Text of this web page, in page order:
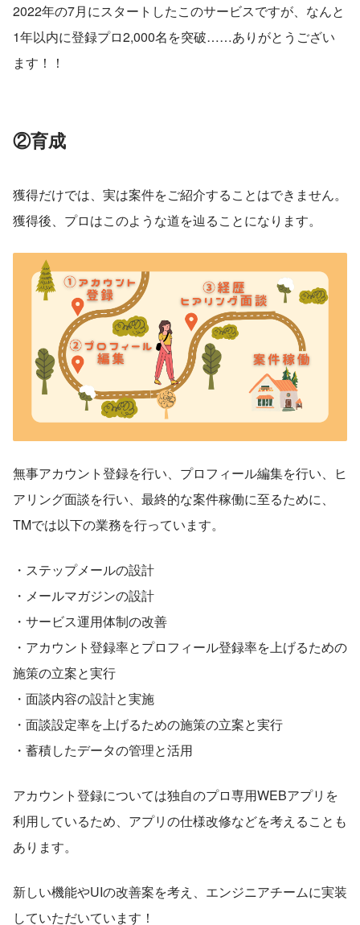
2022年の7月にスタートしたこのサービスですが、なんと
1年以内に登録プロ2,000名を突破……ありがとうござい
ます！！
②育成
獲得だけでは、実は案件をご紹介することはできません。
獲得後、プロはこのような道を辿ることになります。
無事アカウント登録を行い、プロフィール編集を行い、ヒ
アリング面談を行い、最終的な案件稼働に至るために、
TMでは以下の業務を行っています。
・ステップメールの設計
・メールマガジンの設計
・サービス運用体制の改善
・アカウント登録率とプロフィール登録率を上げるための
施策の立案と実行
・面談内容の設計と実施
・面談設定率を上げるための施策の立案と実行
・蓄積したデータの管理と活用
アカウント登録については独自のプロ専用WEBアプリを
利用しているため、アプリの仕様改修などを考えることも
あります。
新しい機能やUIの改善案を考え、エンジニアチームに実装
していただいています！